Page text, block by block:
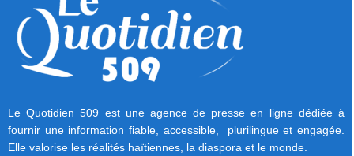
Le Quotidien 509 est une agence de presse en ligne dédiée à
fournir une information fiable, accessible, plurilingue et engagée.
Elle valorise les réalités haïtiennes, la diaspora et le monde.